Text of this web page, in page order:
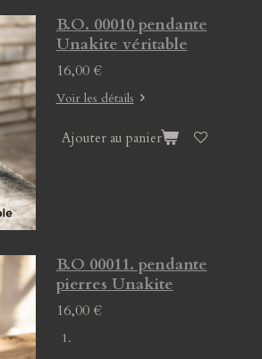
B.O. 00010 pendante
Unakite véritable
16,00 €
Voir les détails
Ajouter au panier
B.O 00011. pendante
pierres Unakite
16,00 €